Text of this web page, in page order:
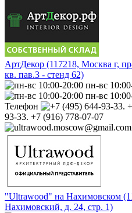
АртДекор (117218, Москва г,
кв. пав.3 - стенд 62)
пн-вс
пн-вс
Телефон
93-33. +7 (916) 778-07-07
"Ultrawood" на Нахимовском
Нахимовский, д. 24, стр. 1)